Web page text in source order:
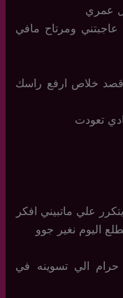
عمري
ومرتاح مافي
خلاص ارفع راسك
تعودت
علي ماتبيني افكر
اليوم نغير جوو
الي تسوينه في